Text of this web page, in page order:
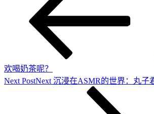
欢喝奶茶呢？
Next PostNext 沉浸在ASMR的世界：丸子